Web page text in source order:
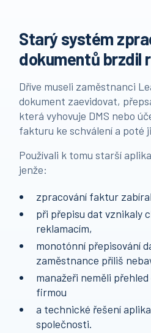
Starý systém
dokumentů brzdil
Dříve museli zaměstnanci
dokument zaevidovat,
která vyhovuje DMS nebo
fakturu ke schválení a poté
Používali k tomu starší
jenže:
zpracování faktur
při přepisu dat vznikaly
reklamacím,
monotónní přepisování
zaměstnance příliš
manažeři neměli
firmou
a technické řešení
společnosti.